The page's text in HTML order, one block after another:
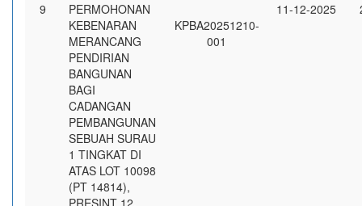
9
PERMOHONAN
KEBENARAN
MERANCANG
PENDIRIAN
BANGUNAN
BAGI
CADANGAN
PEMBANGUNAN
SEBUAH SURAU
1 TINGKAT DI
ATAS LOT 10098
(PT 14814),
PRESINT 12,
KPBA20251210-
001
11-12-2025